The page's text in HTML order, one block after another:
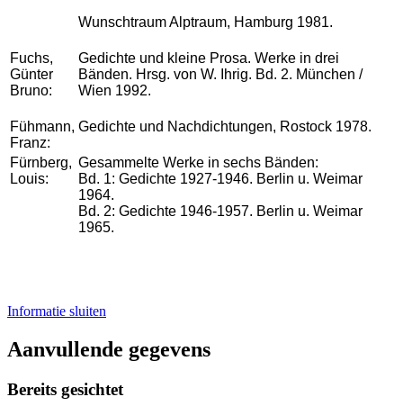
Wunschtraum Alptraum, Hamburg 1981.
Fuchs,
Günter
Bruno:
Gedichte und kleine Prosa. Werke in drei
Bänden. Hrsg. von W. Ihrig. Bd. 2. München /
Wien 1992.
Fühmann,
Franz:
Gedichte und Nachdichtungen, Rostock 1978.
Fürnberg,
Louis:
Gesammelte Werke in sechs Bänden:
Bd. 1: Gedichte 1927-1946. Berlin u. Weimar
1964.
Bd. 2: Gedichte 1946-1957. Berlin u. Weimar
1965.
Informatie sluiten
Aanvullende gegevens
Bereits gesichtet